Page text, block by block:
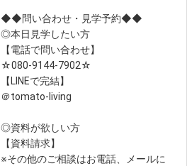
◆◆問い合わせ・見学予約◆◆
◎本日見学したい方
【電話で問い合わせ】
☆080-9144-7902☆
【LINEで完結】
＠tomato-living
◎資料が欲しい方
【資料請求】
※その他のご相談はお電話、メールに